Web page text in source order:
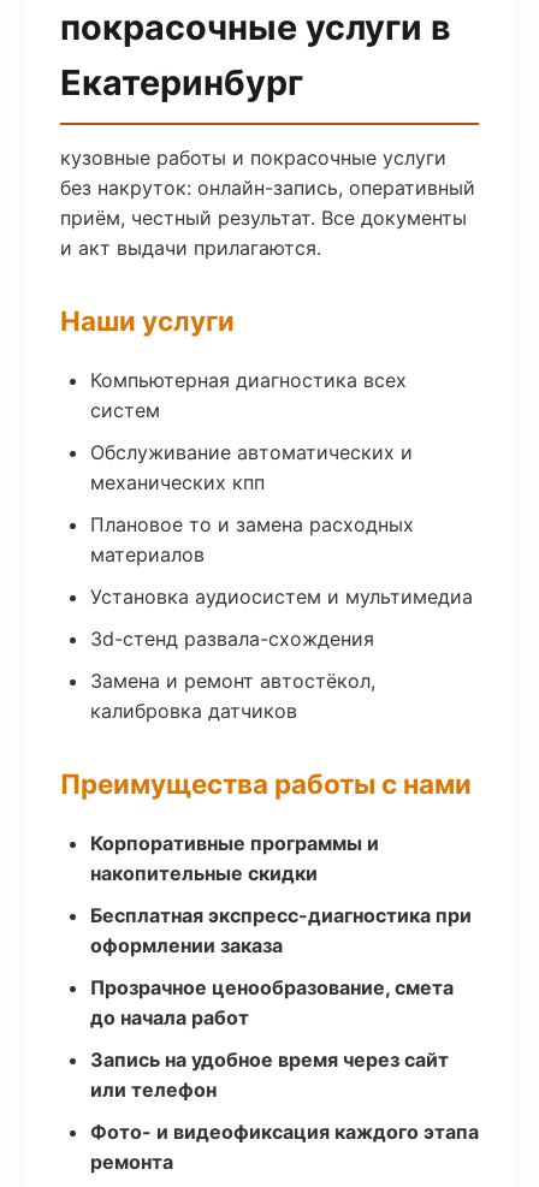
покрасочные услуги в
Екатеринбург
кузовные работы и покрасочные услуги
без накруток: онлайн-запись, оперативный
приём, честный результат. Все документы
и акт выдачи прилагаются.
Наши услуги
Компьютерная диагностика всех
систем
Обслуживание автоматических и
механических кпп
Плановое то и замена расходных
материалов
Установка аудиосистем и мультимедиа
3d-стенд развала-схождения
Замена и ремонт автостёкол,
калибровка датчиков
Преимущества работы с нами
Корпоративные программы и
накопительные скидки
Бесплатная экспресс-диагностика при
оформлении заказа
Прозрачное ценообразование, смета
до начала работ
Запись на удобное время через сайт
или телефон
Фото- и видеофиксация каждого этапа
ремонта